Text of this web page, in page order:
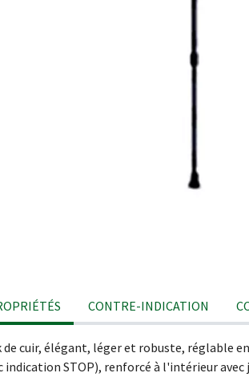
CONTRE-INDICATION
de cuir, élégant, léger et robuste, réglable
indication STOP), renforcé à l'intérieur